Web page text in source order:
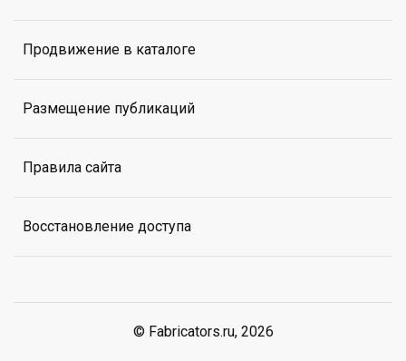
Продвижение в каталоге
Размещение публикаций
Правила сайта
Восстановление доступа
© Fabricators.ru, 2026